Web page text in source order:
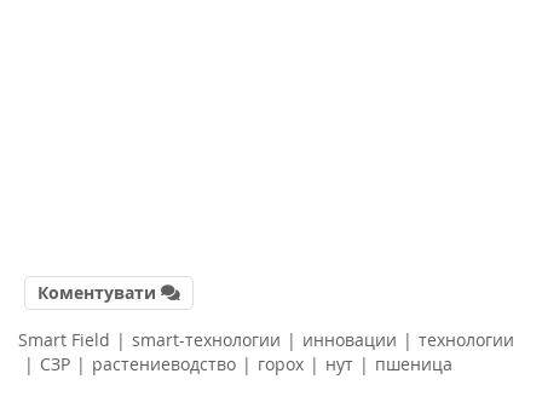
Коментувати
Smart Field | smart-технологии | инновации | технологии
| СЗР | растениеводство | горох | нут | пшеница